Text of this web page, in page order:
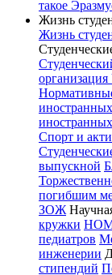
такое
Жизнь
Жизнь
Спорт и
выпускной
погибшим
ЗОЖ
кружки
педиатров
инженерии
стипендий